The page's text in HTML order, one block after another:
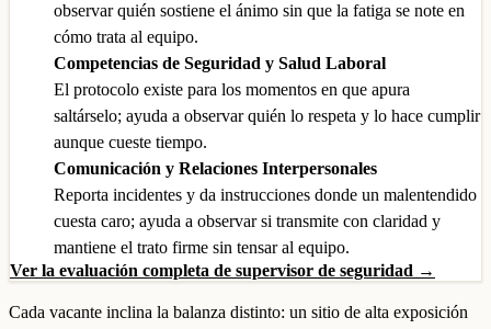
observar quién sostiene el ánimo sin que la fatiga se note en
cómo trata al equipo.
Competencias de Seguridad y Salud Laboral
El protocolo existe para los momentos en que apura
saltárselo; ayuda a observar quién lo respeta y lo hace cumplir
aunque cueste tiempo.
Comunicación y Relaciones Interpersonales
Reporta incidentes y da instrucciones donde un malentendido
cuesta caro; ayuda a observar si transmite con claridad y
mantiene el trato firme sin tensar al equipo.
Ver la evaluación completa de supervisor de seguridad →
Cada vacante inclina la balanza distinto: un sitio de alta exposición